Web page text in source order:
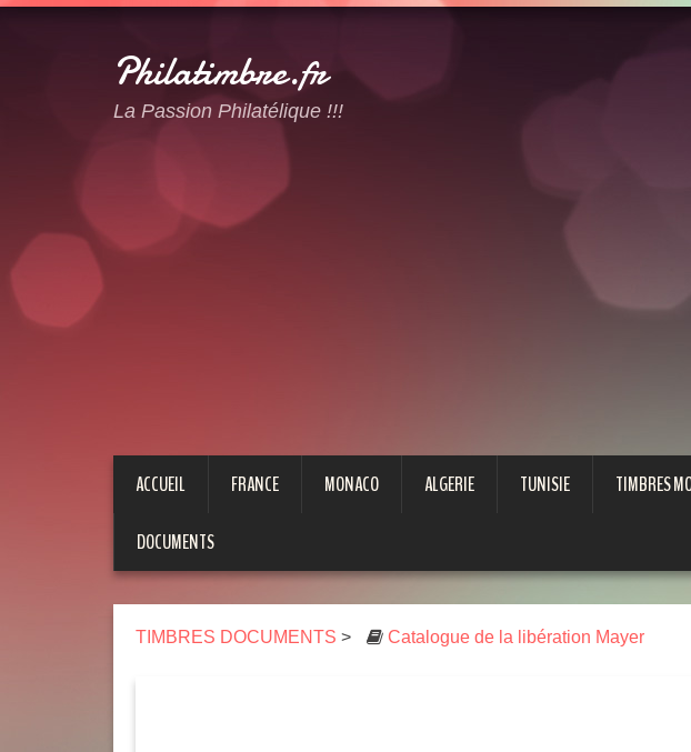
Philatimbre.fr
La Passion Philatélique !!!
ACCUEIL FRANCE MONACO ALGERIE TUNISIE TIMBRES
DOCUMENTS
TIMBRES DOCUMENTS > Catalogue de la libération Mayer